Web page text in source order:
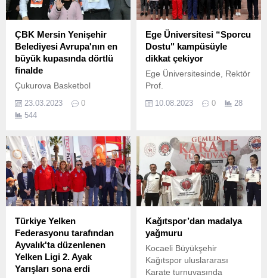
sağlayabilirsiniz.
ÇBK Mersin Yenişehir
Belediyesi Avrupa'nın en
büyük kupasında dörtlü
finalde
Çukurova Basketbol
Yenişehir Belediyesi,
Euroleague Women çeyrek
Fransa temsilcisi Tango
Bourges Basket’i 91-63
mağlup ederek final-four’a
yükseldi.
23.03.2023
0
544
Ege Üniversitesi “Sporcu
Dostu" kampüsüyle
dikkat çekiyor
Ege Üniversitesinde, Rektör
Prof.
10.08.2023 0 28
Türkiye Yelken
Federasyonu tarafından
Ayvalık'ta düzenlenen
Yelken Ligi 2. Ayak
Yarışları sona erdi
Kağıtspor’dan madalya
yağmuru
Kocaeli Büyükşehir
Kağıtspor uluslararası
Karate turnuvasında